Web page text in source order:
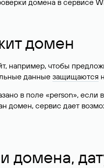
домена в сервисе
домен
например, чтобы
данные защищаются
в поле «person»,
домен, сервис дает
домена,